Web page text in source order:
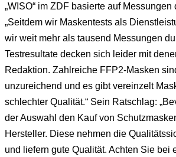
„WISO“ im ZDF basierte auf
„Seitdem wir Maskentests als
wir weit mehr als tausend Messungen
Testresultate decken sich leider mit
Redaktion. Zahlreiche FFP2-Masken
unzureichend und es gibt vereinzelt
schlechter Qualität.“ Sein Ratschlag:
der Auswahl den Kauf von
Hersteller. Diese nehmen die
und liefern gute Qualität. Achten Sie bei